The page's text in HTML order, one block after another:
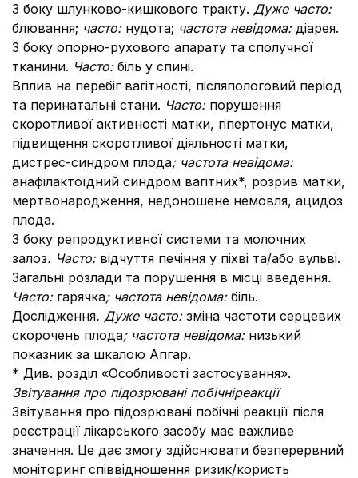
З боку шлунково-кишкового тракту. Дуже часто:
блювання; часто: нудота; частота невідома: діарея.
З боку опорно-рухового апарату та сполучної
тканини. Часто: біль у спині.
Вплив на перебіг вагітності, післяпологовий період
та перинатальні стани. Часто: порушення
скоротливої активності матки, гіпертонус матки,
підвищення скоротливої діяльності матки,
дистрес-синдром плода; частота невідома:
анафілактоїдний синдром вагітних*, розрив матки,
мертвонародження, недоношене немовля, ацидоз
плода.
З боку репродуктивної системи та молочних
залоз. Часто: відчуття печіння у піхві та/або вульві.
Загальні розлади та порушення в місці введення.
Часто: гарячка; частота невідома: біль.
Дослідження. Дуже часто: зміна частоти серцевих
скорочень плода; частота невідома: низький
показник за шкалою Апгар.
* Див. розділ «Особливості застосування».
Звітування про підозрювані побічніреакції
Звітування про підозрювані побічні реакції після
реєстрації лікарського засобу має важливе
значення. Це дає змогу здійснювати безперервний
моніторинг співвідношення ризик/користь